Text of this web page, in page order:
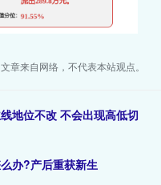
章来自网络，不代表本站观点。
地位不改 不会出现高低切
办?产后重获新生